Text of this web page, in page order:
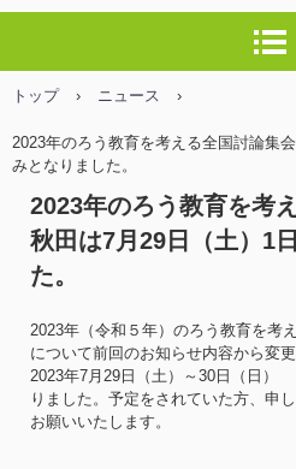
トップ › ニュース ›
2023年のろう教育を考える全国討論集
みとなりました。
2023年のろう教育を考
秋田は7月29日（土）1
た。
2023年（令和５年）のろう教育を
について前回のお知らせ内容から変更
2023年7月29日（土）～30日（日
りました。予定をされていた方、申
お願いいたします。